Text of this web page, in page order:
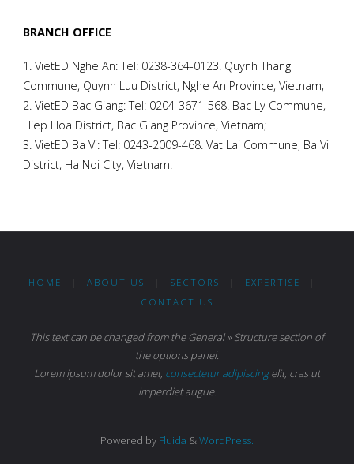
BRANCH OFFICE
1. VietED Nghe An: Tel: 0238-364-0123. Quynh Thang
Commune, Quynh Luu District, Nghe An Province, Vietnam;
2. VietED Bac Giang: Tel: 0204-3671-568. Bac Ly Commune,
Hiep Hoa District, Bac Giang Province, Vietnam;
3. VietED Ba Vi: Tel: 0243-2009-468. Vat Lai Commune, Ba Vi
District, Ha Noi City, Vietnam.
HOME ABOUT US SECTORS EXPERTISE
CONTACT US
This text can be changed from the General » Structure section of
the options panel.
Lorem ipsumdolor sit amet, consectetur adipiscingelit, cras ut
imperdiet augue.
Powered by Fluida & WordPress.